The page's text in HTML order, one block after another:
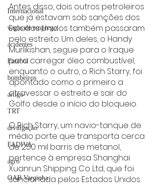
Internacional
vagas de emprego
acidentes
Futebol
bombeiros
artigo
TRT
divulgação
FADIVA
agro
OAB Varginha
Antes disso, dois outros petroleiros
que já estavam sob sanções dos
Estados Unidos também passaram
pelo estreito. Um deles, o Handy
Murlikishan, segue para o Iraque
para carregar óleo combustível,
enquanto o outro, o Rich Starry, foi
apontado como o primeiro a
atravessar o estreito e sair do
Golfo desde o início do bloqueio.
O Rich Starry, um navio-tanque de
médio porte que transporta cerca
de 250 mil barris de metanol,
pertence à empresa Shanghai
Xuanrun Shipping Co Ltd, que foi
sancionada pelos Estados Unidos